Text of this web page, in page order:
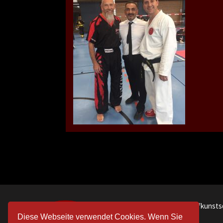
Diese Webseite verwendet Cookies. Wenn Sie
Blackbeltcenter
Bekim Nuhija